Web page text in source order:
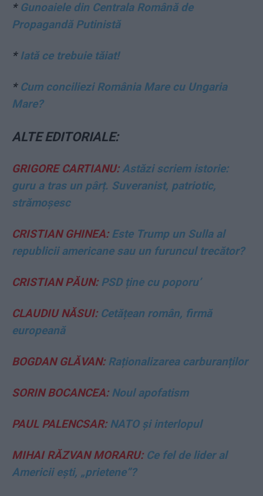
* Gunoaiele din Centrala Română de
Propagandă Putinistă
* Iată ce trebuie tăiat!
* Cum conciliezi România Mare cu Ungaria
Mare?
ALTE EDITORIALE:
GRIGORE CARTIANU:Astăzi scriem istorie:
guru a tras un pârț. Suveranist, patriotic,
strămoșesc
CRISTIAN GHINEA:Este Trump un Sulla al
republicii americane sau un furuncul trecător?
CRISTIAN PĂUN:PSD ține cu poporu’
CLAUDIU NĂSUI:Cetățean român, firmă
europeană
BOGDAN GLĂVAN:Raționalizarea carburanților
SORIN BOCANCEA:Noul apofatism
PAUL PALENCSAR:NATO și interlopul
MIHAI RĂZVAN MORARU:Ce fel de lider al
Americii ești, „prietene”?